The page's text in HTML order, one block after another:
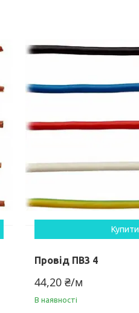
Купити
Провід ПВ3 4
44,20 ₴/м
В наявності